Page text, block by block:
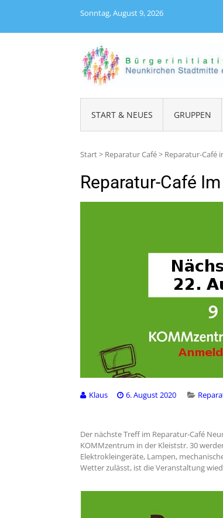
Sonntag, August 9, 2026
START & NEUES GRUPPEN
Start> Reparatur Café> Reparatur-Café
Reparatur-Café
Klaus 6. August 2020
Der nächste Treff im Reparatur-Café
KOMMzentrum in der Kleiststr. 30
Elektrokleingeräte, Lampen,
Wetter zulässt, ist die Veranstaltung